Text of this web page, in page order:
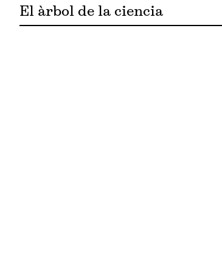
El àrbol de la ciencia